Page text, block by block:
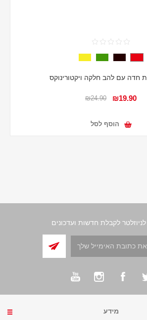
חדה עם להב חלקה ויקטורינוקס
₪19.90
₪24.90
הוסף לסל
לקבלת חדשות ועדכונים
מידע